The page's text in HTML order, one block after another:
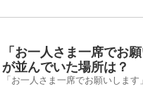
「お一人さま一席でお
が並んでいた場所は？
「お一人さま一席でお願いしま